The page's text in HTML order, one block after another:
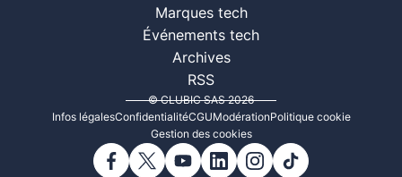
Marques tech
Événements tech
Archives
RSS
© CLUBIC SAS 2026
Infos légalesConfidentialitéCGUModérationPolitique cookie
Gestion des cookies